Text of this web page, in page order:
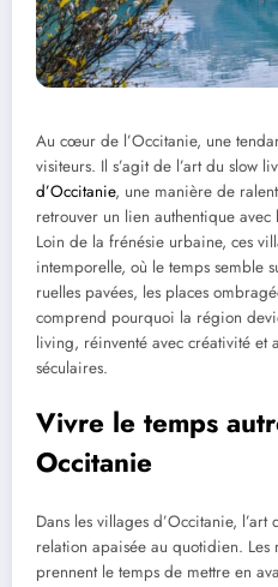
Au cœur de l’Occitanie, une
visiteurs. Il s’agit de l’art du slow
d’Occitanie, une manière de
retrouver un lien authentique avec
Loin de la frénésie urbaine, ces
intemporelle, où le temps semble
ruelles pavées, les places
comprend pourquoi la région
living, réinventé avec créativité et
séculaires.
Vivre le temps
Occitanie
Dans les villages d’Occitanie,
relation apaisée au quotidien. Les
prennent le temps de mettre en